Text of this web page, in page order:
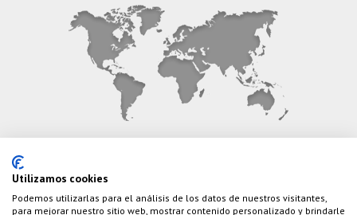
Teléfono: (+34) 626 495 499
Utilizamos cookies
Podemos utilizarlas para el análisis de los datos de nuestros visitantes,
para mejorar nuestro sitio web, mostrar contenido personalizado y brindarle